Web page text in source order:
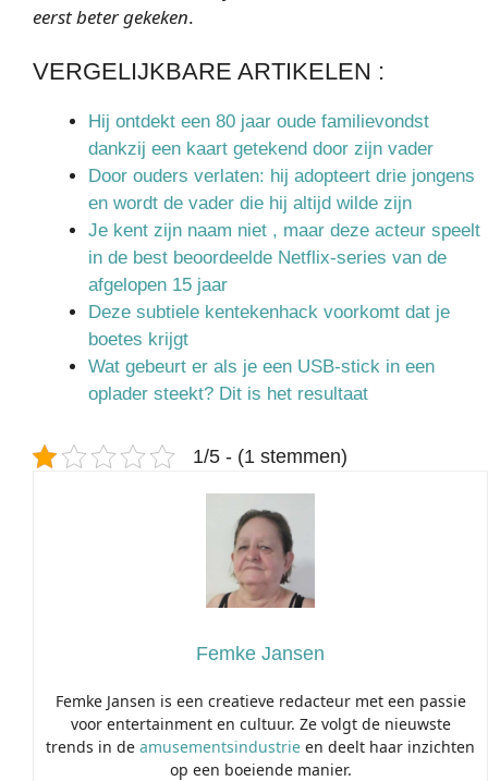
eerst beter gekeken.
VERGELIJKBARE ARTIKELEN :
Hij ontdekt een 80 jaar oude familievondst
dankzij een kaart getekend door zijn vader
Door ouders verlaten: hij adopteert drie jongens
en wordt de vader die hij altijd wilde zijn
Je kent zijn naam niet , maar deze acteur speelt
in de best beoordeelde Netflix-series van de
afgelopen 15 jaar
Deze subtiele kentekenhack voorkomt dat je
boetes krijgt
Wat gebeurt er als je een USB-stick in een
oplader steekt? Dit is het resultaat
1/5 - (1 stemmen)
Femke Jansen
Femke Jansen is een creatieve redacteur met een passie
voor entertainment en cultuur. Ze volgt de nieuwste
trends in de amusementsindustrie en deelt haar inzichten
op een boeiende manier.